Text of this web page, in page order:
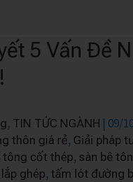
5 Vấn Đề
, TIN TỨC NGÀNH | 09/
thôn giá rẻ, Giải pháp
tông cốt thép, sàn bê
ghép, tấm lót đường